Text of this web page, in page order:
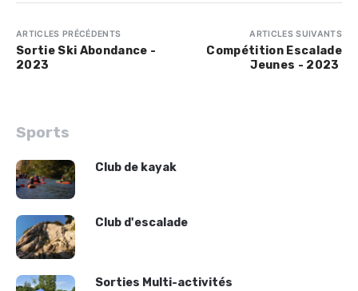
ARTICLES PRÉCÉDENTS
Sortie Ski Abondance -
2023
ARTICLES SUIVANTS
Compétition Escalade
Jeunes - 2023
Sports
Club de kayak
Club d'escalade
Sorties Multi-activités